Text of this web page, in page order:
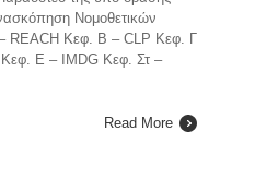
Νομοθετικών
REACH Κεφ. Β – CLP Κεφ. Γ
Ε – IMDG Κεφ. Στ –
Read More